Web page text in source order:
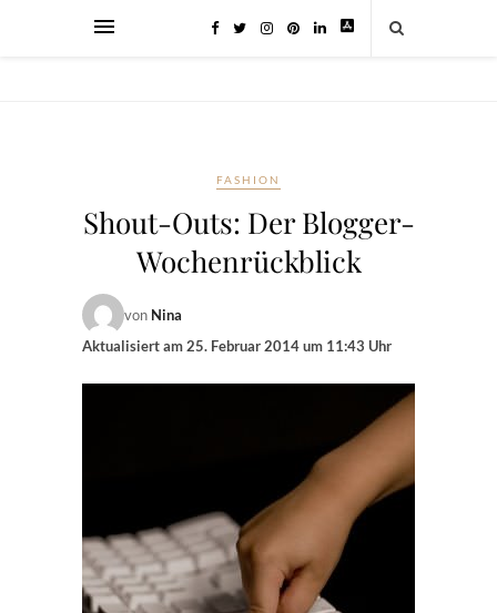
FASHION
Shout-Outs: Der Blogger-
Wochenrückblick
von Nina
Aktualisiert am25. Februar 2014 um 11:43 Uhr